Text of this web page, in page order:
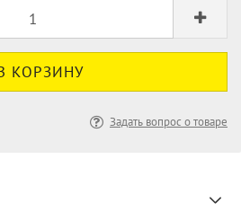
Задать вопрос о товаре